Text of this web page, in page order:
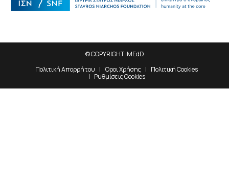
© COPYRIGHT iMEdD
Πολιτική Απορρήτου
Όροι Χρήσης
Πολιτική Cookies
Ρυθμίσεις Cookies